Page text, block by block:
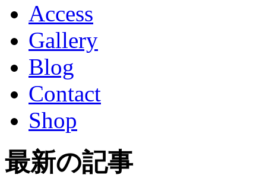
Access
Gallery
Blog
Contact
Shop
最新の記事